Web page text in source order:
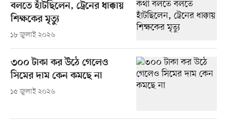
বলতে হাঁটছিলেন, ট্রেনের ধাক্কায়
শিক্ষকের মৃত্যু
১৮ জুলাই ২০২৬
৩০০ টাকা কর উঠে গেলেও
সিমের দাম কেন কমছে না
১৫ জুলাই ২০২৬